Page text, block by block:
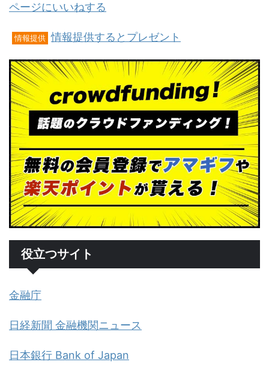
ページにいいねする
情報提供 情報提供するとプレゼント
役立つサイト
金融庁
日経新聞 金融機関ニュース
日本銀行 Bank of Japan